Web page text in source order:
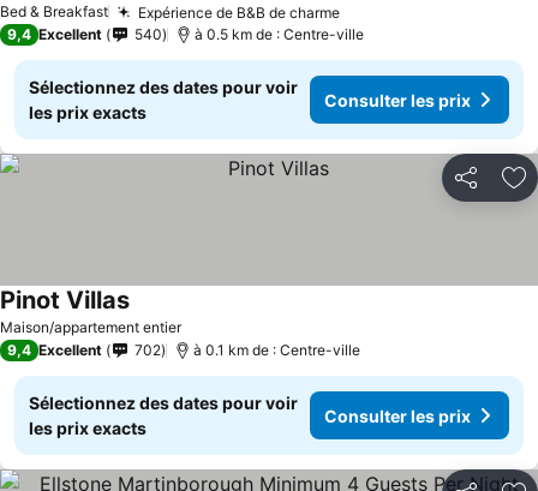
Bed & Breakfast Expérience de B&B de charme
9,4 Excellent 540 à 0.5 km de : Centre-ville
Sélectionnez des dates pour voir
les prix exacts
Consulter les prix
Partager
Maison/appartement entier
Pinot Villas
9,4 Excellent 702 à 0.1 km de : Centre-ville
Sélectionnez des dates pour voir
les prix exacts
Consulter les prix